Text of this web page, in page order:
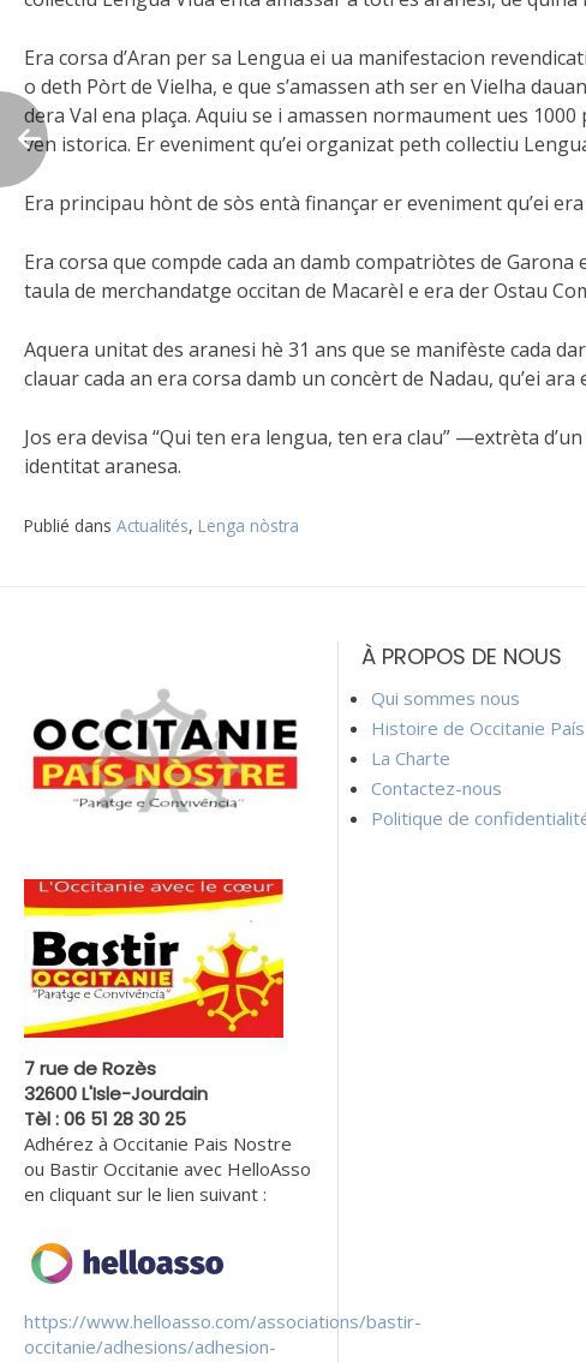
Era corsa d’Aran per sa Lengua ei ua manifestacion
o deth Pòrt de Vielha, e que s’amassen ath ser en Vielha
dera Val ena plaça. Aquiu se i amassen normaument ues
ven istorica. Er eveniment qu’ei organizat peth collectiu
Era principau hònt de sòs entà finançar er eveniment qu’ei
Era corsa que compde cada an damb compatriòtes de
taula de merchandatge occitan de Macarèl e era der Ostau
Aquera unitat des aranesi hè 31 ans que se manifèste cada
clauar cada an era corsa damb un concèrt de Nadau, qu’ei
Jos era devisa “Qui ten era lengua, ten era clau” —extrèta
identitat aranesa.
Publié dans Actualités, Lenga nòstra
l’article
7 rue de Rozès
32600 L'Isle-Jourdain
Tèl : 06 51 28 30 25
Adhérez à Occitanie Pais Nostre
ou Bastir Occitanie avec HelloAsso
en cliquant sur le lien suivant :
https://www.helloasso.com/associations/bastir-
occitanie/adhesions/adhesion-
À PROPOS DE NOUS
Qui sommes nous
Histoire de Occitanie
La Charte
Contactez-nous
Politique de